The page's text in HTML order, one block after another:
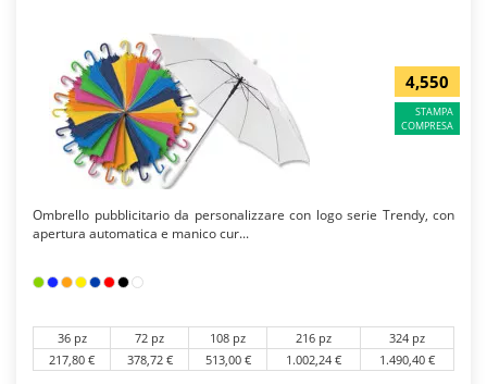
4,550
STAMPA
COMPRESA
Ombrello pubblicitario da personalizzare con logo serie Trendy, con
apertura automatica e manico cur...
36 pz 72 pz 108 pz 216 pz
324 pz
217,80 €
378,72 € 513,00 € 1.002,24 € 1.490,40 €